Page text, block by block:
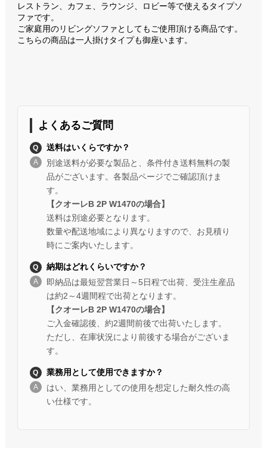
レストラン、カフェ、ラウンジ、ロビー等で使えるタイプソ
ファです。
ご家庭用のリビングソファとしてもご使用頂ける商品です。
こちらの商品は一人掛けタイプも御座います。
よくあるご質問
送料はいくらですか？
別途送料が必要な製品と、条件付き送料無料の製
品がございます。各製品ページでご確認頂けま
す。
【クオーレB 2P W1470の場合】
送料は別途必要となります。
数量や配送地域により異なりますので、お見積り
時にご案内いたします。
納期はどれくらいですか？
即納品は最短翌営業日～5日程で出荷、受注生産品
は約2～4週間程で出荷となります。
【クオーレB 2P W1470の場合】
ご入金確認後、約2週間前後で出荷いたします。
ただし、在庫状況により前後する場合がございま
す。
業務用として使用できますか？
はい、業務用としての使用を想定した耐久性の高
い仕様です。